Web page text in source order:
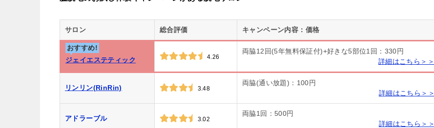
サロン 総合評価 キャンペーン内容：価格
おすすめ!
ジェイエステティック
4.26
両脇12回(5年無料保証付)+好きな5部位1回：330円
詳細はこちら＞＞
リンリン(RinRin) 3.48
両脇(通い放題)：100円
詳細はこちら＞＞
アドラーブル 3.02
両脇1回：500円
詳細はこちら＞＞